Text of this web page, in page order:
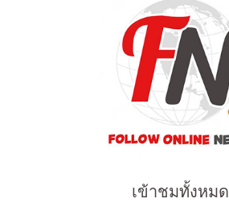
เข้าชมทั้งหมด